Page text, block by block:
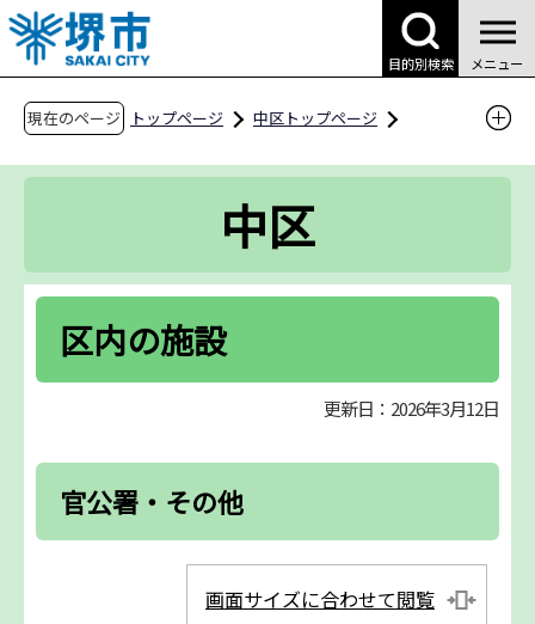
こ
の
ペ
目的別検索 メニュー
現在のページ トップページ
中区トップページ
中区
区内の施設
更新日：2026年3月12日
官公署・その他
画面サイズに合わせて閲覧